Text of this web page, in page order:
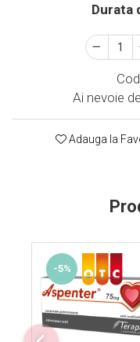
Supliment Vitamina B
Supliment Vitamina D3
Supliment Vitamina E
Supliment Zinc
Vitamine si minerale
Durata
Ai nevoie
Adauga la
-5%